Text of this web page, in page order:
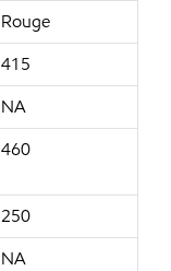
Rouge
415
NA
460
250
NA